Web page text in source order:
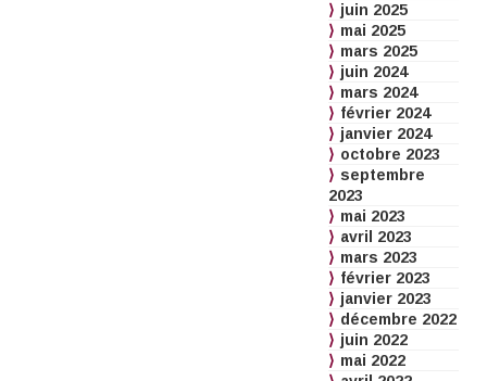
juin 2025
mai 2025
mars 2025
juin 2024
mars 2024
février 2024
janvier 2024
octobre 2023
septembre
2023
mai 2023
avril 2023
mars 2023
février 2023
janvier 2023
décembre 2022
juin 2022
mai 2022